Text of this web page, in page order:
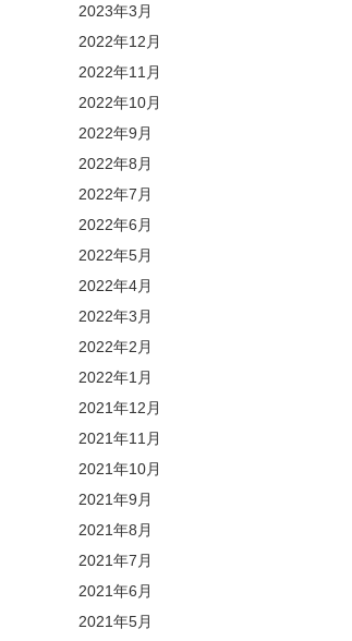
2023年3月
2022年12月
2022年11月
2022年10月
2022年9月
2022年8月
2022年7月
2022年6月
2022年5月
2022年4月
2022年3月
2022年2月
2022年1月
2021年12月
2021年11月
2021年10月
2021年9月
2021年8月
2021年7月
2021年6月
2021年5月